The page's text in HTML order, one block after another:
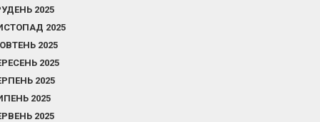
2025
2025
2025
2025
2025
2025
2025